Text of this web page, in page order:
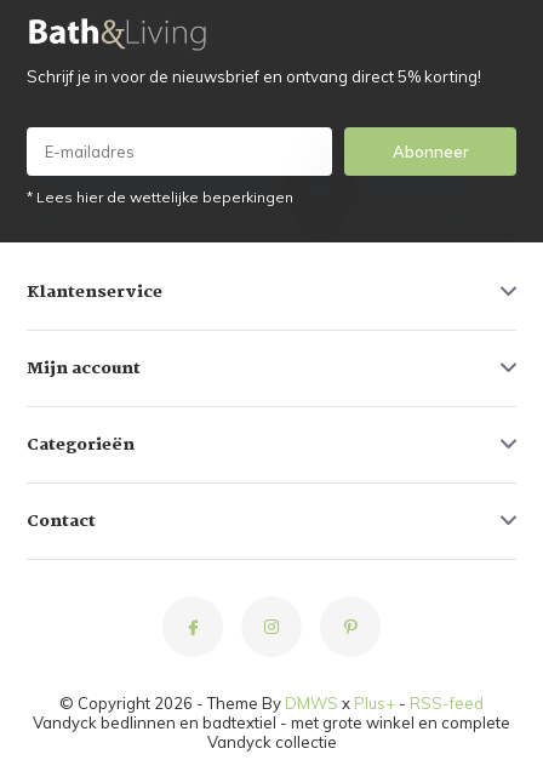
Schrijf je in voor de nieuwsbrief en ontvang direct 5% korting!
Abonneer
* Lees hier de wettelijke beperkingen
Klantenservice
Mijn account
Categorieën
Contact
© Copyright 2026 - Theme By DMWS x Plus+ - RSS-feed
Vandyck bedlinnen en badtextiel - met grote winkel en complete
Vandyck collectie